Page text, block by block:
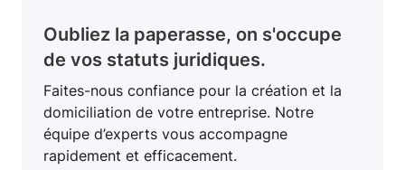
Oubliez la paperasse, on s'occupe
de vos statuts juridiques.
Faites-nous confiance pour la création et la
domiciliation de votre entreprise. Notre
équipe d’experts vous accompagne
rapidement et efficacement.